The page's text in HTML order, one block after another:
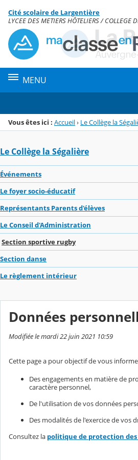
Menu de la rubrique
Contenu
Cité scolaire de Largentière
LYCEE DES METIERS HÔTELIERS / COLLEGE
MENU
Vous êtes ici : Accueil› Le Collège la
Le Collège la Ségalière
Événements
Le foyer socio-éducatif
Représentants Parents d'élèves
Le Conseil d'Administration
Section sportive rugby
Section danse
Le règlement intérieur
Données
Modifiée le mardi 22 juin 2021 10:59
Cette page a pour objectif de vous
Des engagements en matière de
caractère personnel,
De l'utilisation de vos données
Des modalités de l'exercice de vos
Consultez la politique de protection